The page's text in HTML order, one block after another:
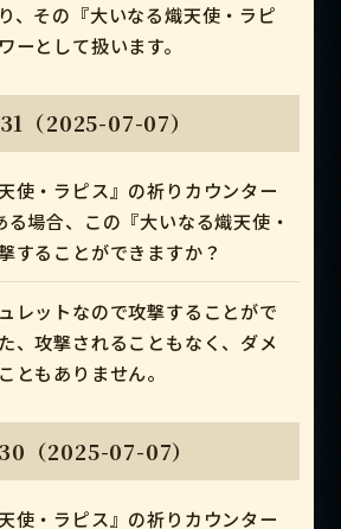
、その『大いなる熾天使・ラピ
ーとして扱います。
（2025-07-07）
使・ラピス』の祈りカウンター
場合、この『大いなる熾天使・
することができますか？
レットなので攻撃することがで
、攻撃されることもなく、ダメ
ともありません。
（2025-07-07）
使・ラピス』の祈りカウンター